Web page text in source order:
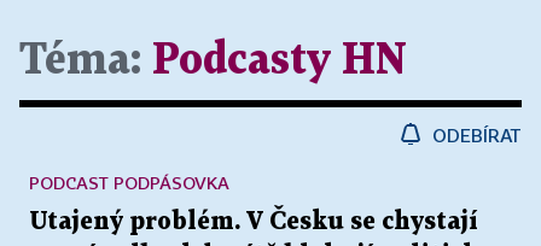
Téma: Podcasty HN
ODEBÍRAT
Utajený problém. V Česku se chystají
PODCAST PODPÁSOVKA